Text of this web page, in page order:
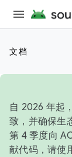
文档
自 2026 年起
致，并确保生
第 4 季度向
献代码，请使